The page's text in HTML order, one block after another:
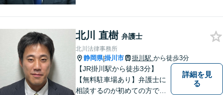
北川 直樹 弁護士
北川法律事務所
静岡県|掛川市 掛川駅 から徒歩3分
【JR掛川駅から徒歩3分】
【無料駐車場あり】弁護士に
相談するのが初めての方でも
詳細を見
る